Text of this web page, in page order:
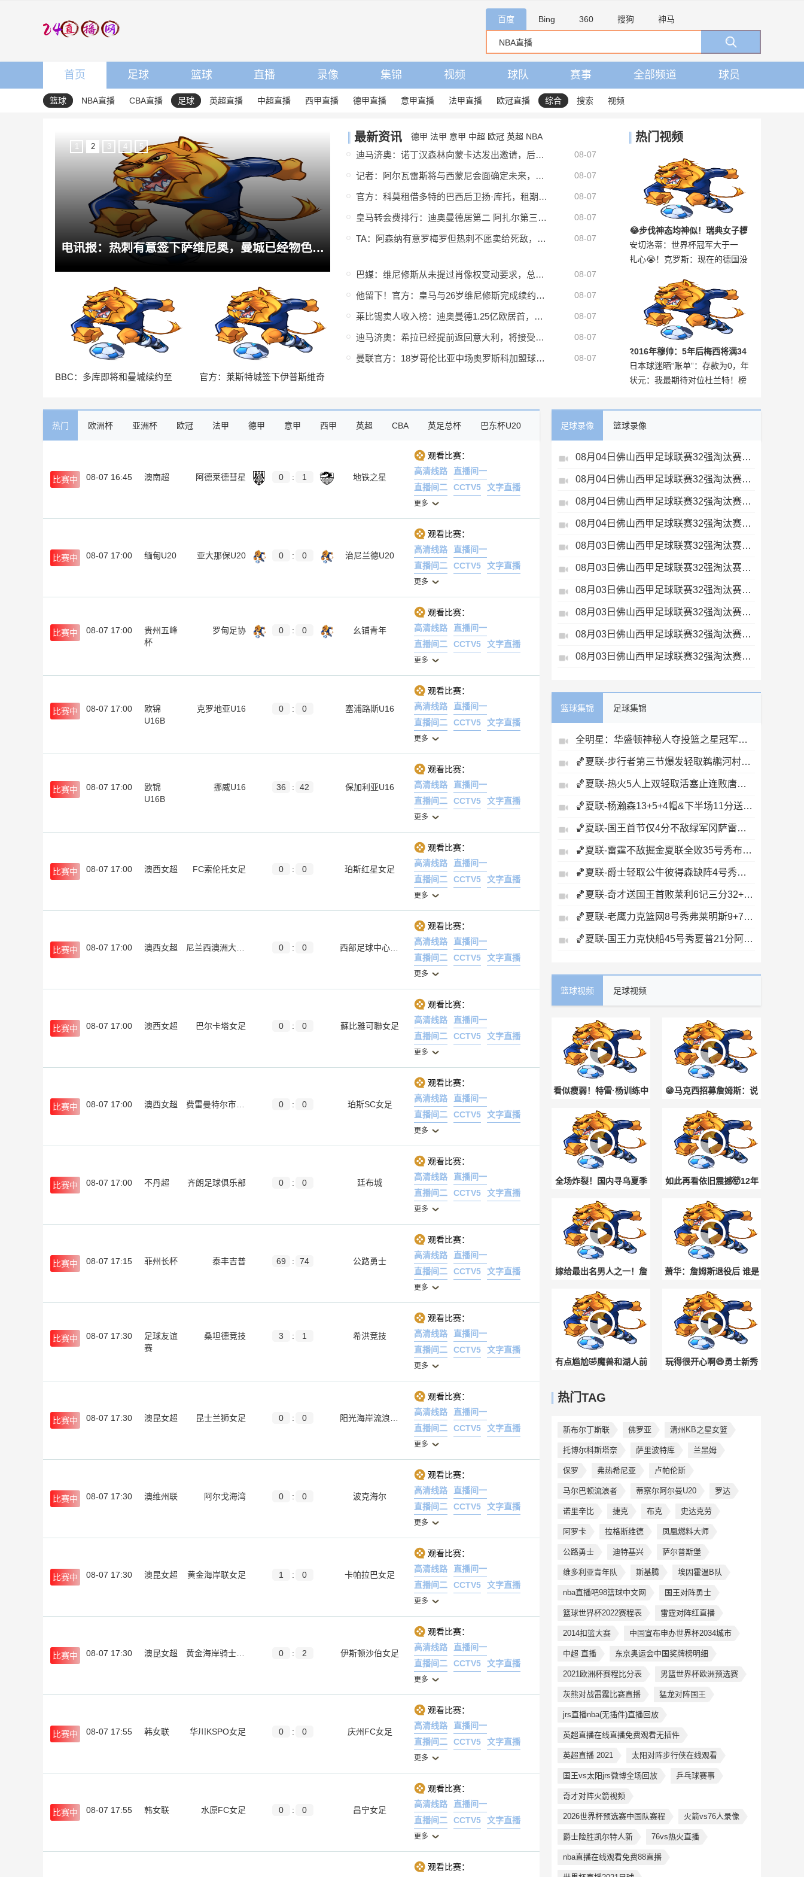
百度 Bing 360 搜狗 神马
首页 足球 篮球 直播 录像 集锦 视频 球队 赛事 全部频道 球员
篮球 NBA直播 CBA直播 足球 英超直播 中超直播 西甲直播 德甲直播 意甲直播 法甲直播 欧冠直播 综合 搜索 视频
左右边翼均就位！皇马一天内先后官宣签下迪奥曼德、续约维尼修斯
1 2 3 4 5
BBC：多库即将和曼城续约至
官方：莱斯特城签下伊普斯维奇
最新资讯 德甲 法甲 意甲 中超 欧冠 英超 NBA
迪马济奥：诺丁汉森林向蒙卡达发出邀请，后者可能前往英超发展 08-07
记者：阿尔瓦雷斯将与西蒙尼会面确定未来，罗梅罗即将加盟马竞 08-07
官方：科莫租借多特的巴西后卫扬·库托，租期一个赛季 08-07
皇马转会费排行：迪奥曼德居第二 阿扎尔第三 C罗第五 齐达内第七 08-07
TA：阿森纳有意罗梅罗但热刺不愿卖给死敌，马竞国米是最可能下家 08-07
巴媒：维尼修斯从未提过肖像权变动要求，总年收入将远超2000万欧 08-07
他留下！官方：皇马与26岁维尼修斯完成续约，新合同至2032年 08-07
莱比锡卖人收入榜：迪奥曼德1.25亿欧居首，舍什科索博奥尔莫在列 08-07
迪马济奥：希拉已经提前返回意大利，将接受物理治疗恢复肌肉伤势 08-07
曼联官方：18岁哥伦比亚中场奥罗斯科加盟球队，将进入青训体系 08-07
热门视频
😂步伐神态均神似！瑞典女子模
仿哈兰德！网友：这简直一模一
安切洛蒂：世界杯冠军大于一
切，踢的好看与否并不重要！
扎心😭！克罗斯：现在的德国没
有一个世界级球员
2016年穆帅：5年后梅西将满34
岁，到时我们都会哭泣的
日本球迷晒“账单”：存款为0，年
假为0，但日本队比赛从未错过
状元：我最期待对位杜兰特！榜
热门 欧洲杯 亚洲杯 欧冠 法甲 德甲 意甲 西甲 英超 CBA 英足总杯 巴东杯U20
比赛中 08-07 16:45 澳南超 阿德莱德彗星 0 : 1 地铁之星
观看比赛：
高清线路
直播间一
直播间二
CCTV5 文字直播
更多
比赛中 08-07 17:00 缅甸U20 亚大那保U20 0 : 0 治尼兰德U20
观看比赛：
高清线路
直播间一
直播间二
CCTV5 文字直播
更多
比赛中 08-07 17:00
贵州五峰
杯
罗甸足协 0 : 0 幺铺青年
观看比赛：
高清线路
直播间一
直播间二
CCTV5 文字直播
更多
比赛中 08-07 17:00
欧锦
U16B
克罗地亚U16 0 : 0 塞浦路斯U16
观看比赛：
高清线路
直播间一
直播间二
CCTV5 文字直播
更多
比赛中 08-07 17:00
欧锦
U16B
挪威U16 36 : 42 保加利亚U16
观看比赛：
高清线路
直播间一
直播间二
CCTV5 文字直播
更多
比赛中 08-07 17:00 澳西女超 FC索伦托女足 0 : 0 珀斯红星女足
观看比赛：
高清线路
直播间一
直播间二
CCTV5 文字直播
更多
比赛中 08-07 17:00 澳西女超 0 : 0
观看比赛：
高清线路
直播间一
直播间二
CCTV5 文字直播
更多
比赛中 08-07 17:00 澳西女超 巴尔卡塔女足 0 : 0 蘇比雅可聯女足
观看比赛：
高清线路
直播间一
直播间二
CCTV5 文字直播
更多
比赛中 08-07 17:00 澳西女超 0 : 0 珀斯SC女足
观看比赛：
高清线路
直播间一
直播间二
CCTV5 文字直播
更多
比赛中 08-07 17:00 不丹超 齐朗足球俱乐部 0 : 0 廷布城
观看比赛：
高清线路
直播间一
直播间二
CCTV5 文字直播
更多
比赛中 08-07 17:15 菲州长杯 泰丰吉普 69 : 74 公路勇士
观看比赛：
高清线路
直播间一
直播间二
CCTV5 文字直播
更多
比赛中 08-07 17:30
足球友谊
赛
桑坦德竞技 3 : 1 希洪竞技
观看比赛：
高清线路
直播间一
直播间二
CCTV5 文字直播
更多
比赛中 08-07 17:30 澳昆女超 昆士兰狮女足 0 : 0
观看比赛：
高清线路
直播间一
直播间二
CCTV5 文字直播
更多
比赛中 08-07 17:30 澳维州联 阿尔戈海湾 0 : 0 波克海尔
观看比赛：
高清线路
直播间一
直播间二
CCTV5 文字直播
更多
比赛中 08-07 17:30 澳昆女超 黄金海岸联女足 1 : 0 卡帕拉巴女足
观看比赛：
高清线路
直播间一
直播间二
CCTV5 文字直播
更多
比赛中 08-07 17:30 澳昆女超 0 : 2 伊斯顿沙伯女足
观看比赛：
高清线路
直播间一
直播间二
CCTV5 文字直播
更多
比赛中 08-07 17:55 韩女联 华川KSPO女足 0 : 0 庆州FC女足
观看比赛：
高清线路
直播间一
直播间二
CCTV5 文字直播
更多
比赛中 08-07 17:55 韩女联 水原FC女足 0 : 0 昌宁女足
观看比赛：
高清线路
直播间一
直播间二
CCTV5 文字直播
更多
观看比赛：
足球录像 篮球录像
08月04日佛山西甲足球联赛32强淘汰赛贪玩游戏VS美的薪火全场录像
08月04日佛山西甲足球联赛32强淘汰赛藝品高國際VS湛江狂狼·粵辉能源全场录像
08月04日佛山西甲足球联赛32强淘汰赛肇庆恒骏成VS三七互娱全场录像
08月04日佛山西甲足球联赛32强淘汰赛广东西南建设VS香港圣徒全场录像
08月03日佛山西甲足球联赛32强淘汰赛广东客家青年VS广州英华思力U17全场录像
08月03日佛山西甲足球联赛32强淘汰赛广州求信VS顺德新青年全场录像
08月03日佛山西甲足球联赛32强淘汰赛广州蜀地红VS广州戴拿模全场录像
08月03日佛山西甲足球联赛32强淘汰赛三水乐民兴健力宝VS中国澳门澳科精英全场录像
08月03日佛山西甲足球联赛32强淘汰赛广东凤铝VS湛江八部科技全场录像
08月03日佛山西甲足球联赛32强淘汰赛大塘控股VS茂名市点都得全场录像
篮球集锦 足球集锦
全明星：华盛顿神秘人夺投篮之星冠军！福德夺得三分大赛冠军！
🏀夏联-步行者第三节爆发轻取鹈鹕河村勇辉5+5+12斯劳森22分
🏀夏联-热火5人上双轻取活塞止连败唐纳森20+8+10奥科里27分
🏀夏联-杨瀚森13+5+4帽&下半场11分送惊艳妙传开拓者力克掘金
🏀夏联-国王首节仅4分不敌绿军冈萨雷斯24+10+5塞纳克10+12
🏀夏联-雷霆不敌掘金夏联全败35号秀布拉齐尔32+6马拉14+7+6
🏀夏联-爵士轻取公牛彼得森缺阵4号秀威尔逊19+8+5帽罚球6中0
🏀夏联-奇才送国王首败莱利6记三分32+6迪班萨23+7雷诺20+12
🏀夏联-老鹰力克篮网8号秀弗莱明斯9+7+5科比·约翰逊17+7
🏀夏联-国王力克快船45号秀夏普21分阿卡夫19+7瓦格勒7中1
篮球视频 足球视频
看似瘦弱！特雷·杨训练中
单手可以举起95磅哑铃😯
😁马克西招募詹姆斯：说
服他并不是难 几次电话几
条短信搞定
全场炸裂！国内寻乌夏季
篮球联赛上演4秒半场单手
超远绝杀好戏！
如此再看依旧震撼🤯12年
前6尺2寸奎·帕克的炸扣引
爆全网！
嫁给最出名男人之一！詹
嫂：詹姆斯有一点特别好
他始终表里如一
萧华：詹姆斯退役后 谁是
联盟门面要靠他们自己争
取
有点尴尬🤣魔兽和湖人前
了个大帽！
玩得很开心啊😄勇士新秀
热门TAG
新布尔丁斯联 佛罗亚 清州KB之星女篮
托博尔科斯塔奈 萨里波特库 兰黑姆
保罗 弗热希尼亚 卢帕伦斯
马尔巴顿流浪者 蒂察尔阿尔曼U20 罗达
诺里辛比 捷克 布克 史达克劳
阿罗卡 拉格斯维德 凤凰燃料大师
公路勇士 迪特基兴 萨尔普斯堡
维多利亚青年队 斯基腾 埃因霍温B队
nba直播吧98篮球中文网 国王对阵勇士
篮球世界杯2022赛程表 雷霆对阵红直播
2014扣篮大赛 中国宣布申办世界杯2034城市
中超 直播 东京奥运会中国奖牌榜明细
2021欧洲杯赛程比分表 男篮世界杯欧洲预选赛
灰熊对战雷霆比赛直播 猛龙对阵国王
jrs直播nba(无插件)直播回放
英超直播在线直播免费观看无插件
英超直播 2021 太阳对阵步行侠在线观看
国王vs太阳jrs微博全场回放 乒乓球赛事
奇才对阵火箭视频
2026世界杯预选赛中国队赛程 火箭vs76人录像
爵士险胜凯尔特人新 76vs热火直播
nba直播在线观看免费88直播